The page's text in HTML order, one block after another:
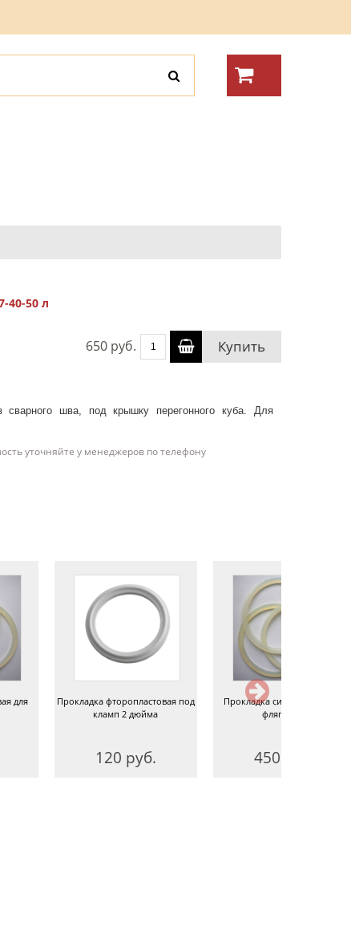
40-50 л
650 руб. Купить
сварного шва, под крышку перегонного куба. Для
уточняйте у менеджеров по телефону
для
Прокладка фторопластовая под
кламп 2 дюйма
120 руб.
Прокладка силиконовая для
фляги 38 л
450 руб.